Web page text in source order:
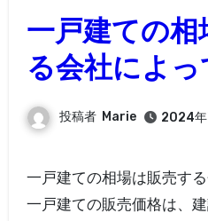
一戸建ての相
る会社によっ
投稿者 Marie 2024年
一戸建ての相場は販売す
一戸建ての販売価格は、